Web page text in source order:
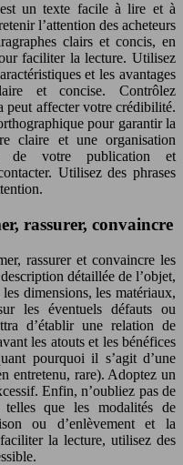
un texte facile à lire et à
l’attention des acheteurs
clairs et concis, en
faciliter la lecture. Utilisez
et les avantages
et concise. Contrôlez
peut affecter votre crédibilité.
pour garantir la
claire et une organisation
de votre publication et
Utilisez des phrases
rassurer, convaincre
rassurer et convaincre les
détaillée de l’objet,
dimensions, les matériaux,
les éventuels défauts ou
d’établir une relation de
les atouts et les bénéfices
pourquoi il s’agit d’une
entretenu, rare). Adoptez un
Enfin, n’oubliez pas de
telles que les modalités de
ou d’enlèvement et la
la lecture, utilisez des